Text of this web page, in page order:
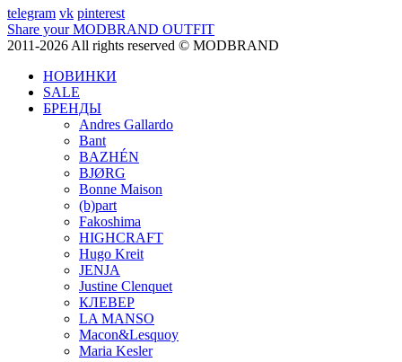
telegram vk pinterest
Share your MODBRAND OUTFIT
2011-2026 All rights reserved © MODBRAND
НОВИНКИ
SALE
БРЕНДЫ
Andres Gallardo
Bant
BAZHÉN
BJØRG
Bonne Maison
(b)part
Fakoshima
HIGHCRAFT
Hugo Kreit
JENJA
Justine Clenquet
КЛЕВЕР
LA MANSO
Macon&Lesquoy
Maria Kesler